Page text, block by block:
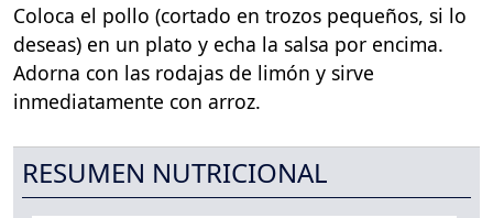
Coloca el pollo (cortado en trozos pequeños, si lo
deseas) en un plato y echa la salsa por encima.
Adorna con las rodajas de limón y sirve
inmediatamente con arroz.
RESUMEN NUTRICIONAL